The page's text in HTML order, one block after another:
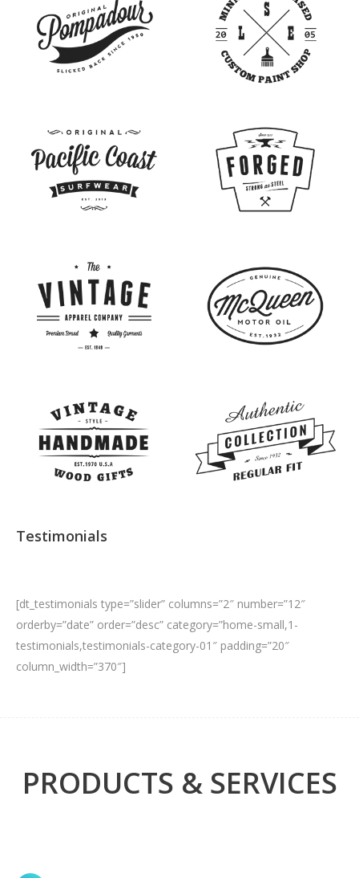
Testimonials
[dt_testimonials type=”slider” columns=”2″ number=”12″
orderby=”date” order=”desc” category=”home-small,1-
testimonials,testimonials-category-01″ padding=”20″
column_width=”370″]
PRODUCTS & SERVICES